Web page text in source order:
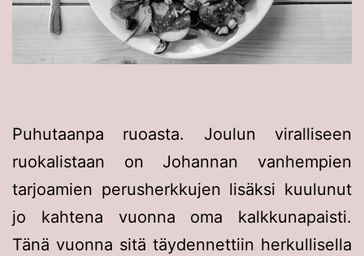
Puhutaanpa ruoasta. Joulun viralliseen
ruokalistaan on Johannan vanhempien
tarjoamien perusherkkujen lisäksi kuulunut
jo kahtena vuonna oma kalkkunapaisti.
Tänä vuonna sitä täydennettiin herkullisella